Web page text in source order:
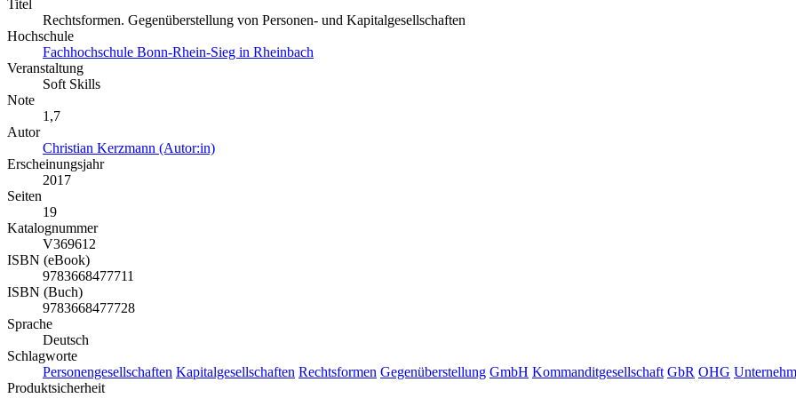
Titel
Rechtsformen. Gegenüberstellung von Personen- und Kapitalgesellschaften
Hochschule
Fachhochschule Bonn-Rhein-Sieg in Rheinbach
Veranstaltung
Soft Skills
Note
1,7
Autor
Christian Kerzmann (Autor:in)
Erscheinungsjahr
2017
Seiten
19
Katalognummer
V369612
ISBN (eBook)
9783668477711
ISBN (Buch)
9783668477728
Sprache
Deutsch
Schlagworte
Personengesellschaften Kapitalgesellschaften Rechtsformen Gegenüberstellung GmbH Kommanditgesellschaft GbR OHG
Produktsicherheit